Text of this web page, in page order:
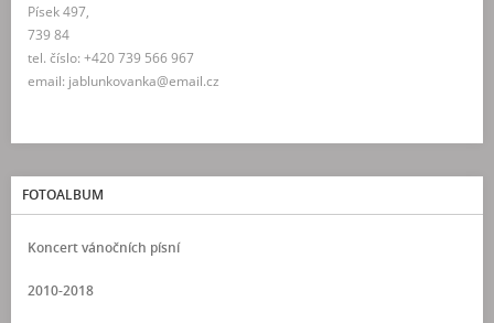
Písek 497,
739 84
tel. číslo: +420 739 566 967
email: jablunkovanka@email.cz
FOTOALBUM
Koncert vánočních písní
2010-2018